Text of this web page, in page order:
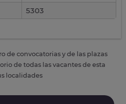
5303
de convocatorias y de las plazas
de todas las vacantes de esta
localidades